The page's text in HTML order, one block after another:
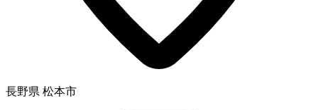
長野県 松本市